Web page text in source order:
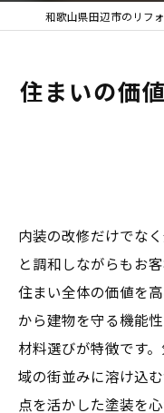
住まいの価
内装の改修だけでな
と調和しながらもお
住まい全体の価値を
から建物を守る機能
材料選びが特徴です
域の街並みに溶け込
点を活かした塗装を